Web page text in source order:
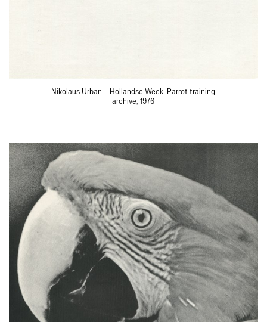
Nikolaus Urban – Hollandse Week: Parrot training
archive, 1976